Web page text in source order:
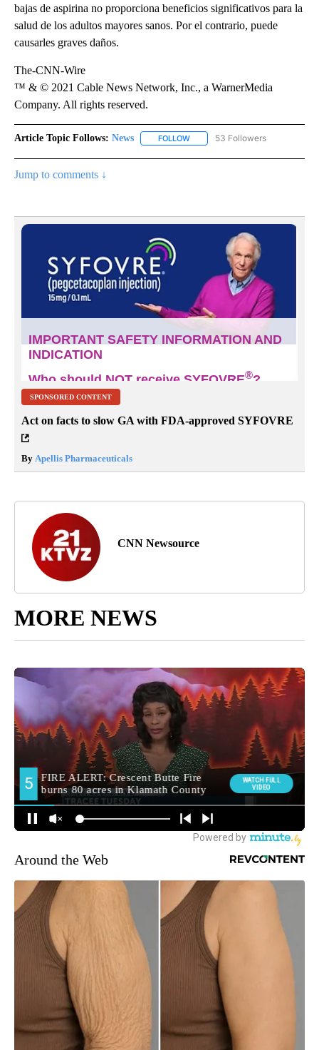
bajas de aspirina no proporciona beneficios significativos para la
salud de los adultos mayores sanos. Por el contrario, puede
causarles graves daños.
The-CNN-Wire
™ & © 2021 Cable News Network, Inc., a WarnerMedia
Company. All rights reserved.
Article Topic Follows: News FOLLOW FOLLOW "NEWS" TO RECEIVE
53 Followers
Jump to comments ↓
SPONSORED CONTENT
Act on facts to slow GA with FDA-approved SYFOVRE
By Apellis Pharmaceuticals
CNN Newsource
MORE NEWS
Around the Web